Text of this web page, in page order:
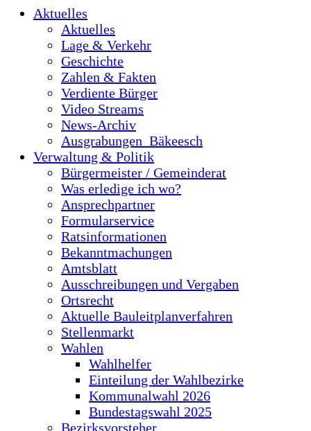
Aktuelles
Aktuelles
Lage & Verkehr
Geschichte
Zahlen & Fakten
Verdiente Bürger
Video Streams
News-Archiv
Ausgrabungen_Bäkeesch
Verwaltung & Politik
Bürgermeister / Gemeinderat
Was erledige ich wo?
Ansprechpartner
Formularservice
Ratsinformationen
Bekanntmachungen
Amtsblatt
Ausschreibungen und Vergaben
Ortsrecht
Aktuelle Bauleitplanverfahren
Stellenmarkt
Wahlen
Wahlhelfer
Einteilung der Wahlbezirke
Kommunalwahl 2026
Bundestagswahl 2025
Bezirksvorsteher